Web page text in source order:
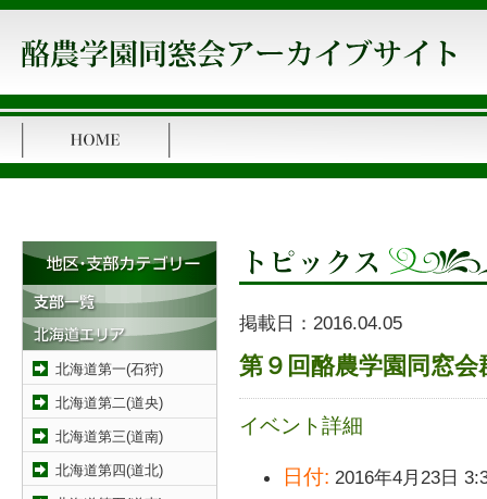
北海道第一(石狩)
北海道第二(道央)
北海道第三(道南)
北海道第四(道北)
掲載日： 2016.04.05
第９回酪農学園同窓
イベント詳細
日付: 2016年4月23日